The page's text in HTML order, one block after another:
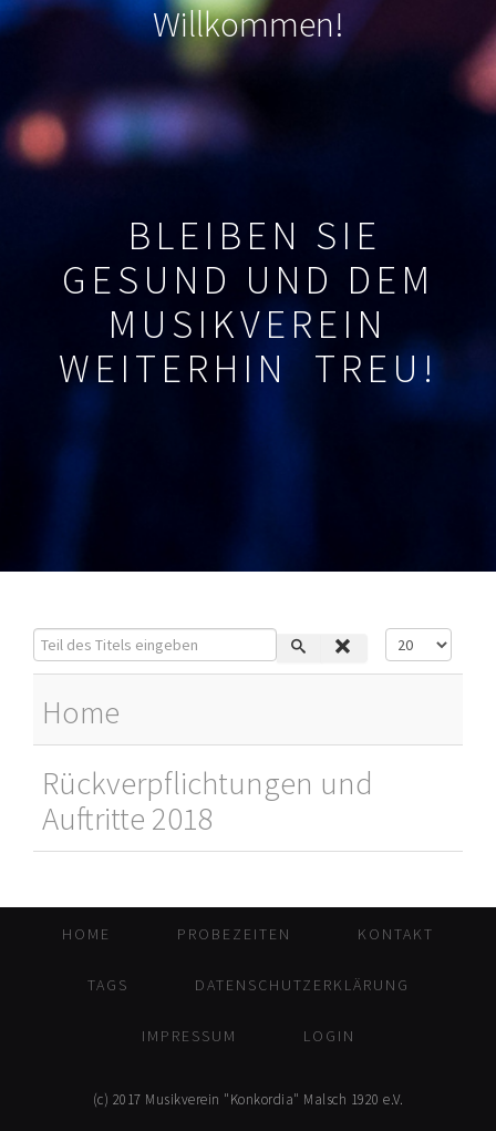
Willkommen!
BLEIBEN SIE
GESUND UND DEM
MUSIKVEREIN
WEITERHIN TREU!
Teil des Titels eingeben Anzeige #
Home
Rückverpflichtungen und
Auftritte 2018
HOME PROBEZEITEN KONTAKT
TAGS DATENSCHUTZERKLÄRUNG
IMPRESSUM LOGIN
(c) 2017 Musikverein "Konkordia" Malsch 1920 e.V.